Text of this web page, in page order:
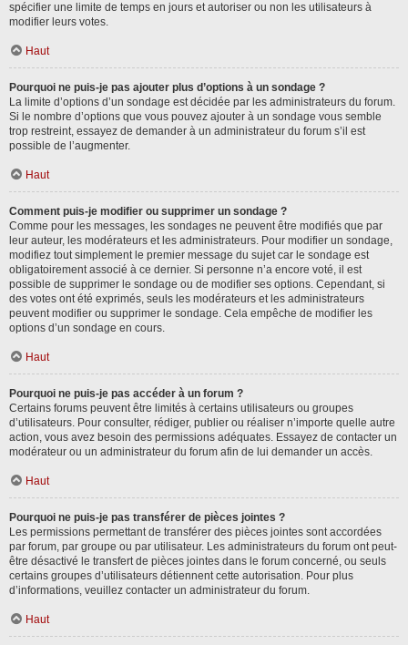
spécifier une limite de temps en jours et autoriser ou non les utilisateurs à
modifier leurs votes.
Haut
Pourquoi ne puis-je pas ajouter plus d’options à un sondage ?
La limite d’options d’un sondage est décidée par les administrateurs du forum.
Si le nombre d’options que vous pouvez ajouter à un sondage vous semble
trop restreint, essayez de demander à un administrateur du forum s’il est
possible de l’augmenter.
Haut
Comment puis-je modifier ou supprimer un sondage ?
Comme pour les messages, les sondages ne peuvent être modifiés que par
leur auteur, les modérateurs et les administrateurs. Pour modifier un sondage,
modifiez tout simplement le premier message du sujet car le sondage est
obligatoirement associé à ce dernier. Si personne n’a encore voté, il est
possible de supprimer le sondage ou de modifier ses options. Cependant, si
des votes ont été exprimés, seuls les modérateurs et les administrateurs
peuvent modifier ou supprimer le sondage. Cela empêche de modifier les
options d’un sondage en cours.
Haut
Pourquoi ne puis-je pas accéder à un forum ?
Certains forums peuvent être limités à certains utilisateurs ou groupes
d’utilisateurs. Pour consulter, rédiger, publier ou réaliser n’importe quelle autre
action, vous avez besoin des permissions adéquates. Essayez de contacter un
modérateur ou un administrateur du forum afin de lui demander un accès.
Haut
Pourquoi ne puis-je pas transférer de pièces jointes ?
Les permissions permettant de transférer des pièces jointes sont accordées
par forum, par groupe ou par utilisateur. Les administrateurs du forum ont peut-
être désactivé le transfert de pièces jointes dans le forum concerné, ou seuls
certains groupes d’utilisateurs détiennent cette autorisation. Pour plus
d’informations, veuillez contacter un administrateur du forum.
Haut